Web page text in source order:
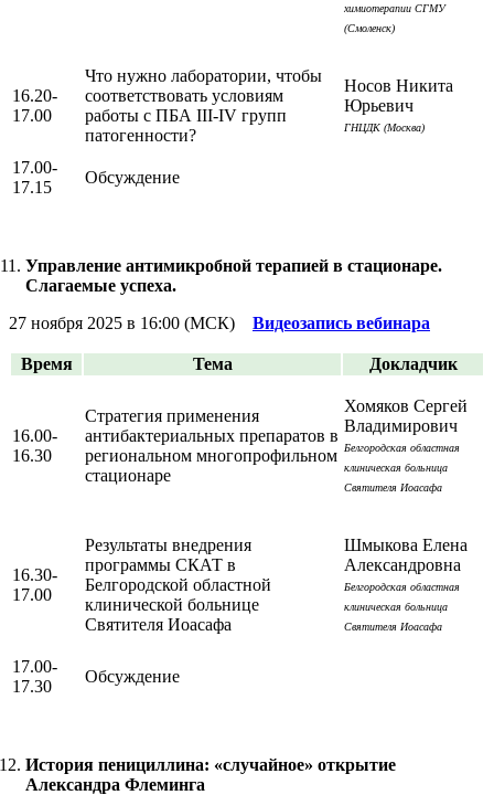
химиотерапии СГМУ
(Смоленск)
16.20-
17.00
Что нужно лаборатории, чтобы
соответствовать условиям
работы с ПБА III-IV групп
патогенности?
Носов Никита
Юрьевич
ГНЦДК (Москва)
17.00-
17.15
Обсуждение
Управление антимикробной терапией в стационаре.
Слагаемые успеха.
27 ноября 2025 в 16:00 (МСК) Видеозапись вебинара
Время Тема Докладчик
16.00-
16.30
Стратегия применения
антибактериальных препаратов в
региональном многопрофильном
стационаре
Хомяков Сергей
Владимирович
Белгородская областная
клиническая больница
Святителя Иоасафа
16.30-
17.00
Результаты внедрения
программы СКАТ в
Белгородской областной
клинической больнице
Святителя Иоасафа
Шмыкова Елена
Александровна
Белгородская областная
клиническая больница
Святителя Иоасафа
17.00-
17.30
Обсуждение
История пенициллина: «случайное» открытие
Александра Флеминга